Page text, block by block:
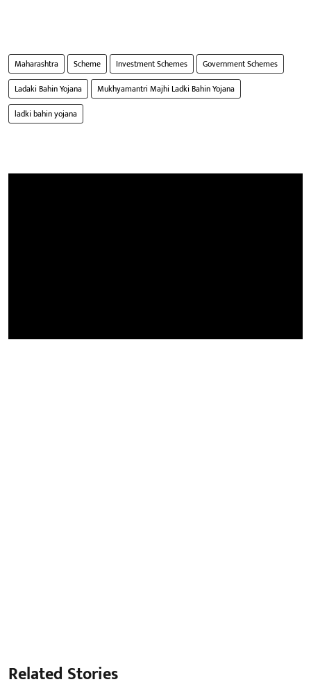
Maharashtra Scheme Investment Schemes
Government Schemes
Ladaki Bahin Yojana
Mukhyamantri Majhi Ladki Bahin Yojana
ladki bahin yojana
Related Stories